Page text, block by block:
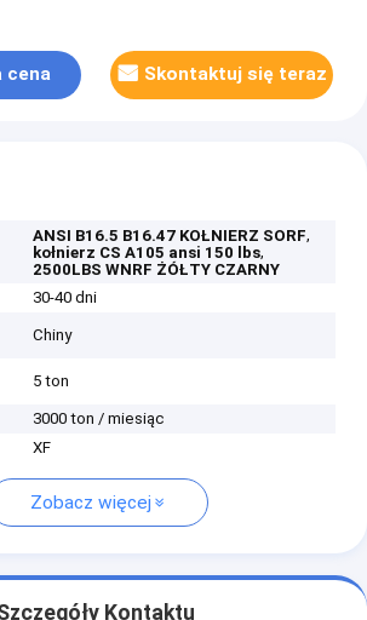
cena Skontaktuj się teraz
ANSI B16.5 B16.47 KOŁNIERZ SORF,
kołnierz CS A105 ansi 150 lbs,
2500LBS WNRF ŻÓŁTY CZARNY
30-40 dni
Chiny
5 ton
3000 ton / miesiąc
XF
Zobacz więcej
Kontaktu